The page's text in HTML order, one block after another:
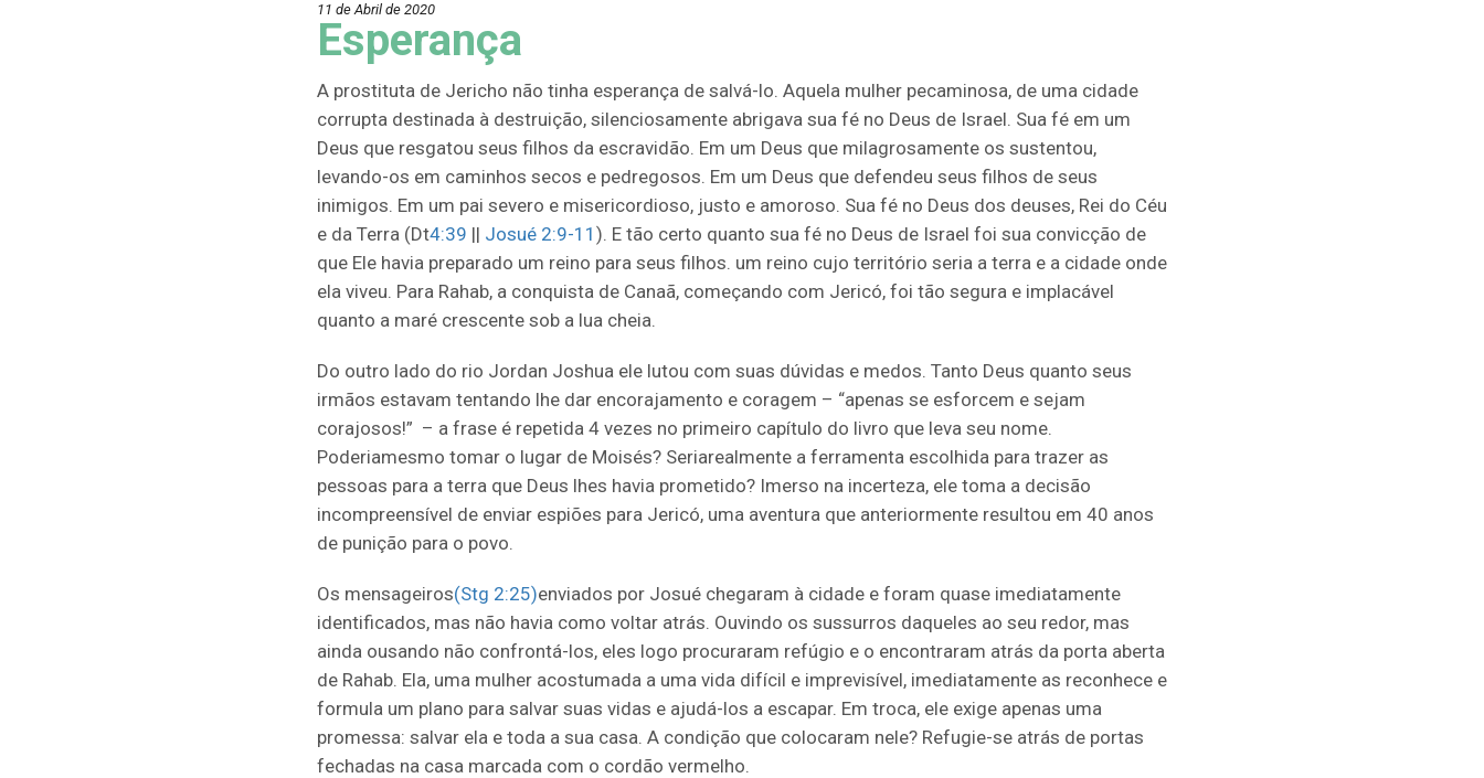
11 de Abril de 2020
Esperança
A prostituta de Jericho não tinha esperança de salvá-lo. Aquela mulher pecaminosa, de uma cidade
corrupta destinada à destruição, silenciosamente abrigava sua fé no Deus de Israel. Sua fé em um
Deus que resgatou seus filhos da escravidão. Em um Deus que milagrosamente os sustentou,
levando-os em caminhos secos e pedregosos. Em um Deus que defendeu seus filhos de seus
inimigos. Em um pai severo e misericordioso, justo e amoroso. Sua fé no Deus dos deuses, Rei do Céu
e da Terra (Dt4:39 || Josué 2:9-11 ). E tão certo quanto sua fé no Deus de Israel foi sua convicção de
que Ele havia preparado um reino para seus filhos. um reino cujo território seria a terra e a cidade onde
ela viveu. Para Rahab, a conquista de Canaã, começando com Jericó, foi tão segura e implacável
quanto a maré crescente sob a lua cheia.
Do outro lado do rio Jordan Joshua ele lutou com suas dúvidas e medos. Tanto Deus quanto seus
irmãos estavam tentando lhe dar encorajamento e coragem – “apenas se esforcem e sejam
corajosos!” – a frase é repetida 4 vezes no primeiro capítulo do livro que leva seu nome.
Poderiamesmo tomar o lugar de Moisés? Seriarealmente a ferramenta escolhida para trazer as
pessoas para a terra que Deus lhes havia prometido? Imerso na incerteza, ele toma a decisão
incompreensível de enviar espiões para Jericó, uma aventura que anteriormente resultou em 40 anos
de punição para o povo.
Os mensageiros(Stg 2:25)enviados por Josué chegaram à cidade e foram quase imediatamente
identificados, mas não havia como voltar atrás. Ouvindo os sussurros daqueles ao seu redor, mas
ainda ousando não confrontá-los, eles logo procuraram refúgio e o encontraram atrás da porta aberta
de Rahab. Ela, uma mulher acostumada a uma vida difícil e imprevisível, imediatamente as reconhece e
formula um plano para salvar suas vidas e ajudá-los a escapar. Em troca, ele exige apenas uma
promessa: salvar ela e toda a sua casa. A condição que colocaram nele? Refugie-se atrás de portas
fechadas na casa marcada com o cordão vermelho.